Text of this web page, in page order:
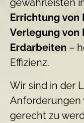
gewährleisten
Errichtung von
Verlegung von
Erdarbeiten –
Effizienz.
Wir sind in der
Anforderungen
gerecht zu